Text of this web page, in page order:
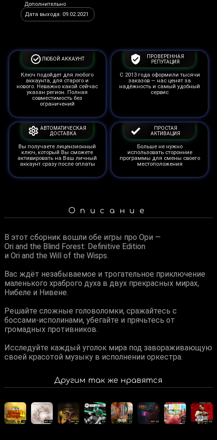
Дополнительно
Дата выхода: 09.02.2021
ЛЮБОЙ АККАУНТ
Ключ подойдет для любого
аккаунта, для старого и
нового. Неважно какой сейчас
указан регион. Полная
совместимость без
ограничений
ПРОВЕРЕННАЯ
РЕПУТАЦИЯ
С 2013 года оформили тысячи
заказов — нас ценят за
надёжность и самый удобный
сервис
АВТОМАТИЧЕСКАЯ
ДОСТАВКА
Вы получаете лицензионный
ключ, который Вы сможете
активировать на Ваш личный
аккаунт сразу после оплаты
ПРОСТАЯ
АКТИВАЦИЯ
Больше не нужно
использовать сторонние
программы для смены своего
местоположения
Описание
В этот сборник вошли обе игры про Ори —
Ori and the Blind Forest: Definitive Edition
и Ori and the Will of the Wisps.
Вас ждёт незабываемое и трогательное приключение
маленького храброго духа в двух прекрасных мирах,
Нибеле и Нивене.
Решайте сложные головоломки, сражайтесь с
боссами-исполинами, убегайте и прячьтесь от
громадных противников.
Исследуйте каждый уголок мира под завораживающую
своей красотой музыку в исполнении оркестра.
Другим так же нравятся